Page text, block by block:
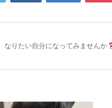
なりたい自分になってみませんか